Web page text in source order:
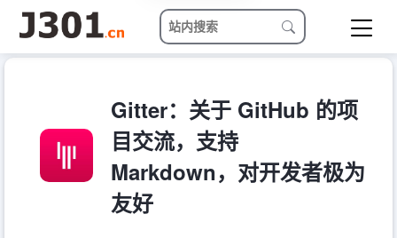
Gitter：关于 GitHub 的项
目交流，支持
Markdown，对开发者极为
友好